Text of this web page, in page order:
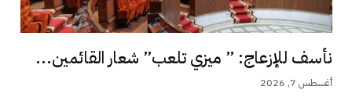
نأسف للإزعاج: ” ميزي تلعب” شعار القائمين...
أغسطس 7, 2026